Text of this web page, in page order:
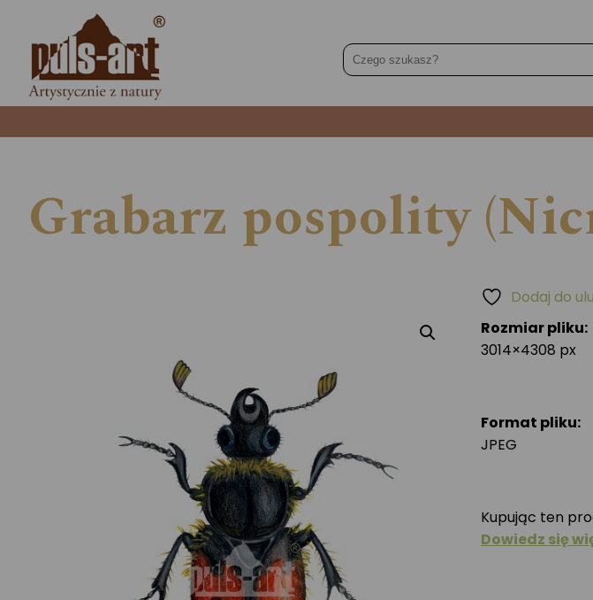
Grabarz pospolity
Rozmiar pliku:
3014×4308 px
Format pliku:
JPEG
Kupując ten
Dowiedz się
Dodaj do